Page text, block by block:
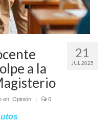
21
JUL 2025
a la
en: Opinión | 0